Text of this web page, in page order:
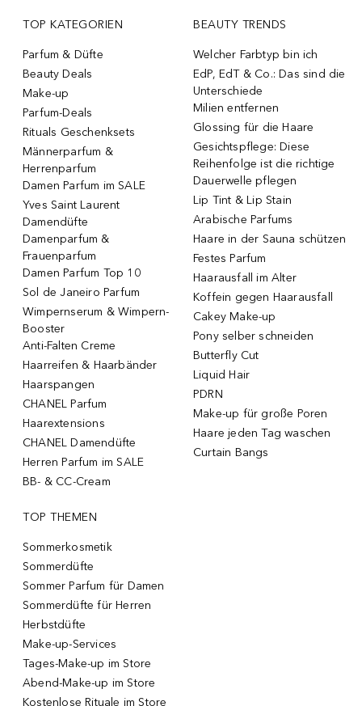
TOP KATEGORIEN
Parfum & Düfte
Beauty Deals
Make-up
Parfum-Deals
Rituals Geschenksets
Männerparfum &
Herrenparfum
Damen Parfum im SALE
Yves Saint Laurent
Damendüfte
Damenparfum &
Frauenparfum
Damen Parfum Top 10
Sol de Janeiro Parfum
Wimpernserum & Wimpern-
Booster
Anti-Falten Creme
Haarreifen & Haarbänder
Haarspangen
CHANEL Parfum
Haarextensions
CHANEL Damendüfte
Herren Parfum im SALE
BB- & CC-Cream
BEAUTY TRENDS
Welcher Farbtyp bin ich
EdP, EdT & Co.: Das sind die
Unterschiede
Milien entfernen
Glossing für die Haare
Gesichtspflege: Diese
Reihenfolge ist die richtige
Dauerwelle pflegen
Lip Tint & Lip Stain
Arabische Parfums
Haare in der Sauna schützen
Festes Parfum
Haarausfall im Alter
Koffein gegen Haarausfall
Cakey Make-up
Pony selber schneiden
Butterfly Cut
Liquid Hair
PDRN
Make-up für große Poren
Haare jeden Tag waschen
Curtain Bangs
TOP THEMEN
Sommerkosmetik
Sommerdüfte
Sommer Parfum für Damen
Sommerdüfte für Herren
Herbstdüfte
Make-up-Services
Tages-Make-up im Store
Abend-Make-up im Store
Kostenlose Rituale im Store